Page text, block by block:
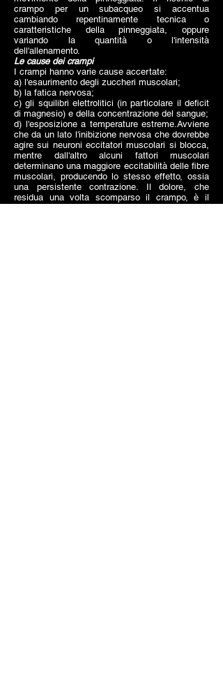
crampo per un subacqueo si accentua
cambiando repentinamente tecnica o
caratteristiche della pinneggiata, oppure
variando la quantità o l'intensità
dell'allenamento.
Le cause dei crampi
I crampi hanno varie cause accertate:
a) l'esaurimento degli zuccheri muscolari;
b) la fatica nervosa;
c) gli squilibri elettrolitici (in particolare il deficit
di magnesio) e della concentrazione del sangue;
d) l'esposizione a temperature estreme.Avviene
che da un lato l'inibizione nervosa che dovrebbe
agire sui neuroni eccitatori muscolari si blocca,
mentre dall'altro alcuni fattori muscolari
determinano una maggiore eccitabilità delle fibre
muscolari, producendo lo stesso effetto, ossia
una persistente contrazione. Il dolore, che
residua una volta scomparso il crampo, è il